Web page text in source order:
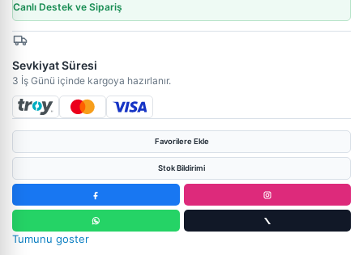
Canlı Destek ve Sipariş
Sevkiyat Süresi
3 İş Günü içinde kargoya hazırlanır.
Favorilere Ekle
Stok Bildirimi
Tumunu goster